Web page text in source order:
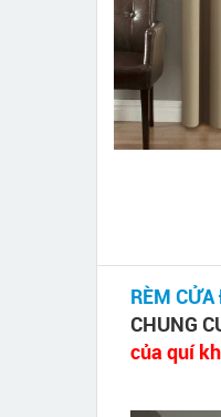
RÈM
CHUNG
của quí